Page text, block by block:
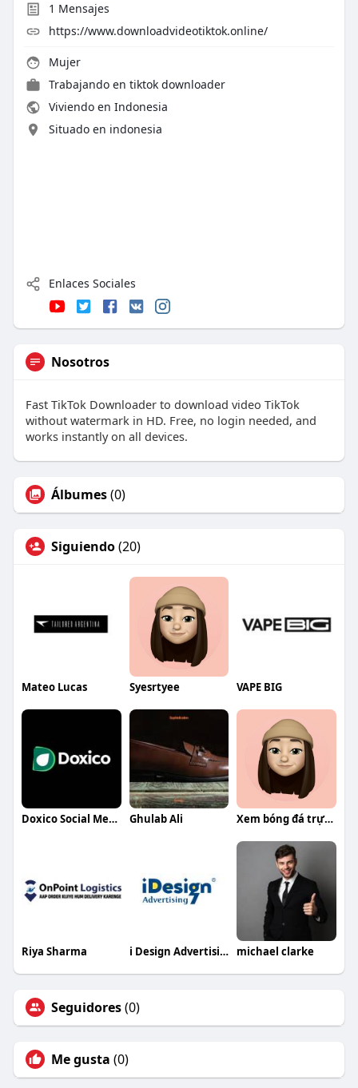
1 Mensajes
https://www.downloadvideotiktok.online/
Mujer
Trabajando en tiktok downloader
Viviendo en Indonesia
Situado en indonesia
Enlaces Sociales
Nosotros
Fast TikTok Downloader to download video TikTok
without watermark in HD. Free, no login needed, and
works instantly on all devices.
Álbumes(0)
Siguiendo(20)
Mateo Lucas Syesrtyee VAPE BIG
Doxico Social Media Marketing Agency Chandigarh Ghulab Ali Xem bóng đá trực tiếp miễn phí
Riya Sharma i Design Advertising michael clarke
Seguidores(0)
Me gusta (0)